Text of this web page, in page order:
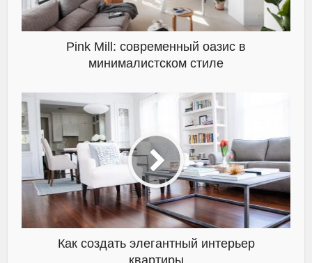
Pink Mill: современный оазис в
минималистском стиле
Как создать элегантный интерьер